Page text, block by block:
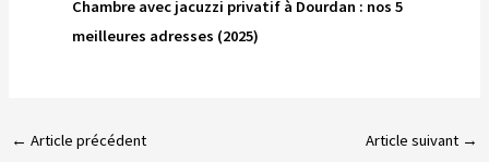
Chambre avec jacuzzi privatif à Dourdan : nos 5
meilleures adresses (2025)
← Article précédent Article suivant →